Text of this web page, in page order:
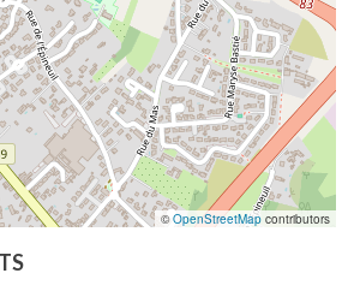
©OpenStreetMap contributors